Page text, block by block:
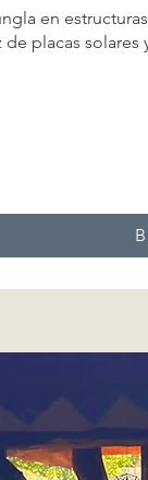
en estructuras
placas solares